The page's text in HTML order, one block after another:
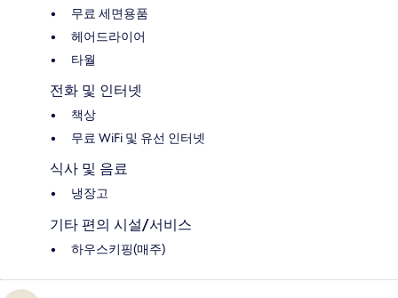
무료 세면용품
헤어드라이어
타월
전화 및 인터넷
책상
무료 WiFi 및 유선 인터넷
식사 및 음료
냉장고
기타 편의 시설/서비스
하우스키핑(매주)